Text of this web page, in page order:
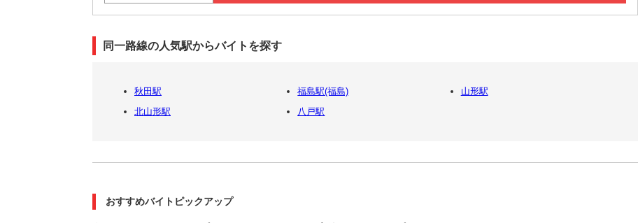
同一路線の人気駅からバイトを探す
秋田駅 福島駅(福島)
山形駅
北山形駅
八戸駅
おすすめバイトピックアップ